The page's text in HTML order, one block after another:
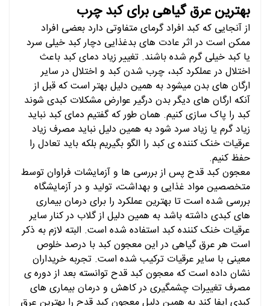
بهترین عرق گیاهی برای کبد چرب
از آنجایی که کبد افراد گرمای متفاوتی دارد بعضی افراد
ممکن است در اثر عادت های بدغذایی دچار کبد خیلی سرد
یا کبد خیلی گرم شده باشند. تغییر زیاد دمای کبد باعث
اختلال در عملکرد کبد، چرب شدن کبد و اختلال در سایر
ارگان های بدن میشود به همین دلیل بهتر است که قبل از
آنکه ارگان های دیگر بدن درگیر عوارض مشکلات کبدی شوند
کبد را پاک سازی کنیم. همان طور که گفتیم دمای کبد نباید
زیاد گرم یا زیاد سرد شود به همین دلیل نباید مصرف زیاد
عرقیات خنک کننده ی کبد را الگو بگیریم بلکه باید تعادل را
حفظ کنیم.
معجون کبد قدح پس از بررسی ها و آزمایشات فراوان توسط
متخصصین مواد غذایی و بهداشت، تولید و در آزمایشگاه
بررسی شده است تا بهترین عملکرد را برای درمان بیماری
های کبدی داشته باشد به همین دلیل از گلاب در کنار سایر
عرقیات خنک کننده کبد استفاده شده است. البته لازم به ذکر
است هر عرق گیاهی در این معجون کبد با درصد خلوص
معینی با سایر عرقیات ترکیب شده است. تجربه خریداران
نشان داده است که معجون کبد قدح توانسته بعد از دوره ی
مصرف تغییرات چشمگیری در کاهش و درمان بیماری های